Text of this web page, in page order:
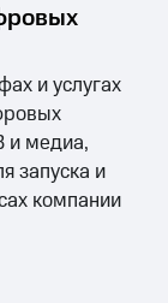
и услугах
и медиа,
запуска и
компании